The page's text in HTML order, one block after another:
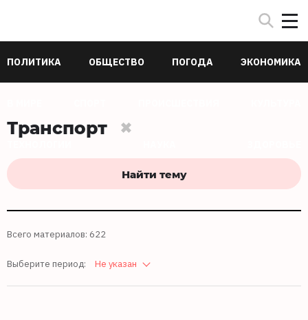
ПОЛИТИКА ОБЩЕСТВО ПОГОДА ЭКОНОМИКА
Транспорт
Найти тему
Всего материалов: 622
Выберите период: Не указан